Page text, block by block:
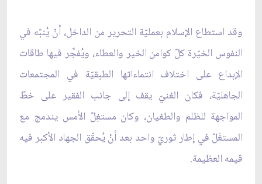
وقد استطاع الإسلام بعمليّة التحرير من الداخل، أنْ يُنبّه في
النفوس الخيّرة كلّ كوامن الخير والعطاء، ويُفجِّر فيها طاقات
الإبداع على اختلاف انتماءاتها الطبقيّة في المجتمعات
الجاهليّة، فكان الغنيّ يقف إلى جانب الفقير على خطّ
المواجهة للظلم والطغيان، وكان مستغِلّ الأمس يندمج مع
المستغَلّ في إطار ثوريّ واحد بعد أنْ يُحقّق الجهاد الأكبر فيه
قيمه العظيمة.